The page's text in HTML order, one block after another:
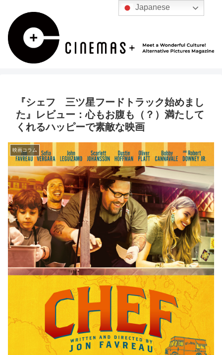
『シェフ 三ツ星フードトラック始めまし
た』レビュー：心もお腹も（？）満たして
くれるハッピーで素敵な映画
映画コラム
Japanese